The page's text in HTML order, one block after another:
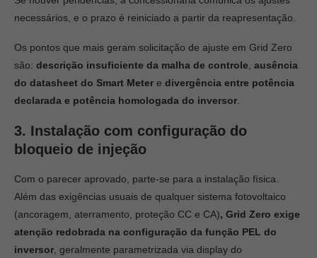
necessários, e o prazo é reiniciado a partir da reapresentação.
Os pontos que mais geram solicitação de ajuste em Grid Zero
são: descrição insuficiente da malha de controle ausência
do datasheet do Smart Meter e divergência entre potência
declarada e potência homologada do inversor
3. Instalação com configuração do
bloqueio de injeção
Com o parecer aprovado, parte-se para a instalação física.
Além das exigências usuais de qualquer sistema fotovoltaico
(ancoragem, aterramento, proteção CC e CA), Grid Zero exige
atenção redobrada na configuração da função PEL do
inversor , geralmente parametrizada via display do